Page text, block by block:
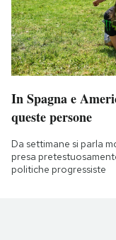
In Spagna e
queste persone
Da settimane si parla
presa
politiche progressiste